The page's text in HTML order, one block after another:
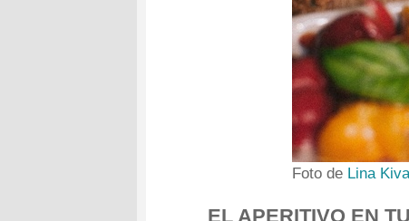
Foto de Lina
EL APERITIVO EN